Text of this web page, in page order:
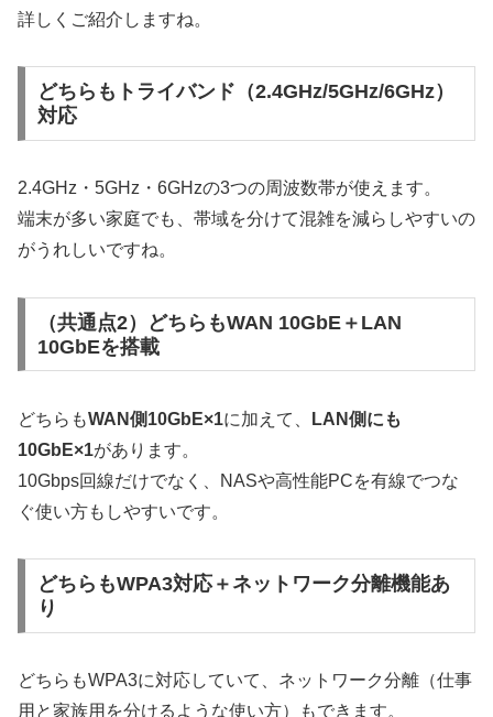
詳しくご紹介しますね。
どちらもトライバンド（2.4GHz/5GHz/6GHz）
対応
2.4GHz・5GHz・6GHzの3つの周波数帯が使えます。
端末が多い家庭でも、帯域を分けて混雑を減らしやすいの
がうれしいですね。
（共通点2）どちらもWAN 10GbE＋LAN
10GbEを搭載
どちらもWAN側10GbE×1に加えて、
LAN側にも
10GbE×1があります。
10Gbps回線だけでなく、NASや高性能PCを有線でつな
ぐ使い方もしやすいです。
どちらもWPA3対応＋ネットワーク分離機能あ
り
どちらもWPA3に対応していて、ネットワーク分離（仕事
用と家族用を分けるような使い方）もできます。